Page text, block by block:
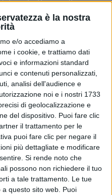
è la nostra
e/o accediamo a
i cookie, e trattiamo dati
e informazioni standard
e contenuti personalizzati,
analisi dell'audience e
noi e i nostri 1733
di geolocalizzazione e
del dispositivo. Puoi fare clic
il trattamento per le
puoi fare clic per negare il
più dettagliate e modificare
Si rende noto che
possono non richiedere il tuo
a tale trattamento. Le tue
questo sito web. Puoi
suoi più grandi
,Non sono una
un paio discarpette
contro il
in anteprima il
, un brano
13.20circa, la rocker
pezzo con il
Italia Mario Volanti.